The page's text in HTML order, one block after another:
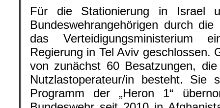
Für die Stationierung in Israel
Bundeswehrangehörigen durch
das Verteidigungsministerium
Regierung in Tel Aviv geschlossen.
von zunächst 60 Besatzungen,
Nutzlastoperateur/in besteht. Sie
Programm der „Heron 1“